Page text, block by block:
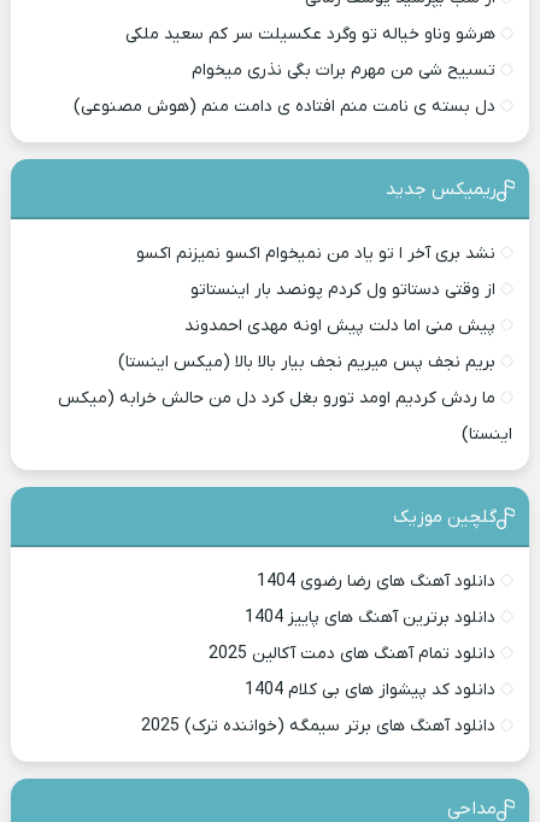
هرشو وناو خیاله تو وگرد عکسیلت سر کم سعید ملکی
تسبیح شی من مهرم برات بگی نذری میخوام
دل بسته ی نامت منم افتاده ی دامت منم (هوش مصنوعی)
ریمیکس جدید
نشد بری آخر ا تو یاد من نمیخوام اکسو نمیزنم اکسو
از وقتی دستاتو ول کردم پونصد بار اینستاتو
پیش منی اما دلت پیش اونه مهدی احمدوند
بریم نجف پس میریم نجف بیار بالا بالا (میکس اینستا)
ما ردش کردیم اومد تورو بغل کرد دل من حالش خرابه (میکس
اینستا)
گلچین موزیک
دانلود آهنگ های رضا رضوی 1404
دانلود برترین آهنگ های پاییز 1404
دانلود تمام آهنگ های دمت آکالین 2025
دانلود کد پیشواز های بی کلام 1404
دانلود آهنگ های برتر سیمگه (خواننده ترک) 2025
مداحی